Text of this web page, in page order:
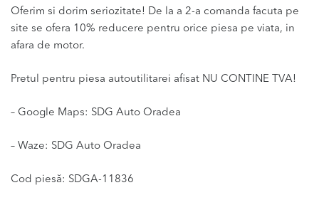
Oferim si dorim seriozitate! De la a 2-a comanda facuta pe
site se ofera 10% reducere pentru orice piesa pe viata, in
afara de motor.
Pretul pentru piesa autoutilitarei afisat NU CONTINE TVA!
– Google Maps: SDG Auto Oradea
– Waze: SDG Auto Oradea
Cod piesă: SDGA-11836